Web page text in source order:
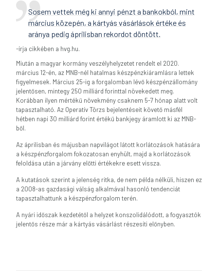
Sosem vettek még ki annyi pénzt a bankokból, mint
március közepén, a kártyás vásárlások értéke és
aránya pedig áprilisban rekordot döntött.
-írja cikkében a hvg.hu.
Miután a magyar kormány veszélyhelyzetet rendelt el 2020.
március 12-én, az MNB-nél hatalmas készpénzkiáramlásra lettek
figyelmesek. Március 25-ig a forgalomban lévő készpénzállomány
jelentősen, mintegy 250 milliárd forinttal növekedett meg.
Korábban ilyen mértékű növekmény csaknem 5-7 hónap alatt volt
tapasztalható. Az Operatív Törzs bejelentéseit követő másfél
hétben napi 30 milliárd forint értékű bankjegy áramlott ki az MNB-
ből.
Az áprilisban és májusban napvilágot látott korlátozások hatására
a készpénzforgalom fokozatosan enyhült, majd a korlátozások
feloldása után a járvány előtti értékekre esett vissza.
A kutatások szerint a jelenség ritka, de nem példa nélküli, hiszen ez
a 2008-as gazdasági válság alkalmával hasonló tendenciát
tapasztalhattunk a készpénzforgalom terén.
A nyári időszak kezdetétől a helyzet konszolidálódott, a fogyasztók
jelentős része már a kártyás vásárlást részesíti előnyben.